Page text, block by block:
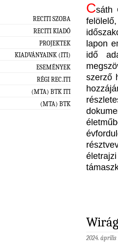
RECITI SZOBA
RECITI KIADÓ
PROJEKTEK
KIADVÁNYAINK (ITI)
ESEMÉNYEK
RÉGI REC.ITI
(MTA) BTK ITI
(MTA) BTK
Csáth
lapon
idő
szerző
2024. április